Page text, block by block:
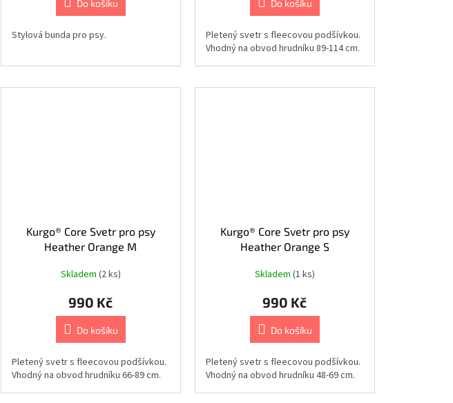
Do košíku
Stylová bunda pro psy.
Do košíku
Pletený svetr s fleecovou podšívkou.
Vhodný na obvod hrudníku 89-114 cm.
Kurgo® Core Svetr pro psy
Heather Orange M
Skladem (2 ks)
990 Kč
Do košíku
Pletený svetr s fleecovou podšívkou.
Vhodný na obvod hrudníku 66-89 cm.
Kurgo® Core Svetr pro psy
Heather Orange S
Skladem (1 ks)
990 Kč
Do košíku
Pletený svetr s fleecovou podšívkou.
Vhodný na obvod hrudníku 48-69 cm.